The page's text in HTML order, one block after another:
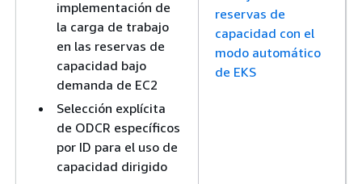
implementación de
la carga de trabajo
en las reservas de
capacidad bajo
demanda de EC2
Selección explícita
de ODCR específicos
por ID para el uso de
capacidad dirigido
reservas de
capacidad con el
modo automático
de EKS